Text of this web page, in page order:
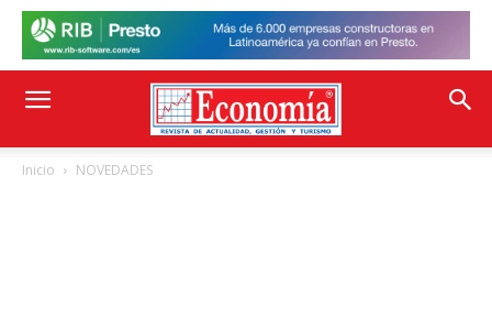
Inicio NOVEDADES